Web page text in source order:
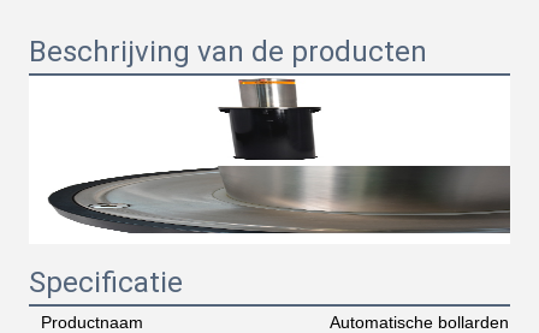
Beschrijving van de producten
Specificatie
Productnaam Automatische bollarden